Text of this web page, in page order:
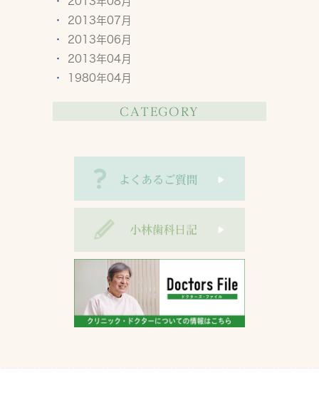
2013年07月
2013年06月
2013年04月
1980年04月
CATEGORY